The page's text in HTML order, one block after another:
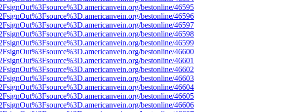
bestonline/46595
bestonline/46596
bestonline/46597
bestonline/46598
bestonline/46599
bestonline/46600
bestonline/46601
bestonline/46602
bestonline/46603
bestonline/46604
bestonline/46605
bestonline/46606